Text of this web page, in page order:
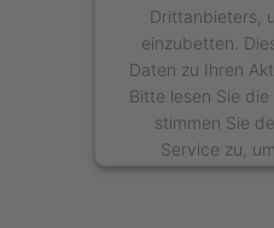
Drittanbieters,
einzubetten.
Daten zu Ihren
Bitte lesen Sie
stimmen Sie
Service zu,